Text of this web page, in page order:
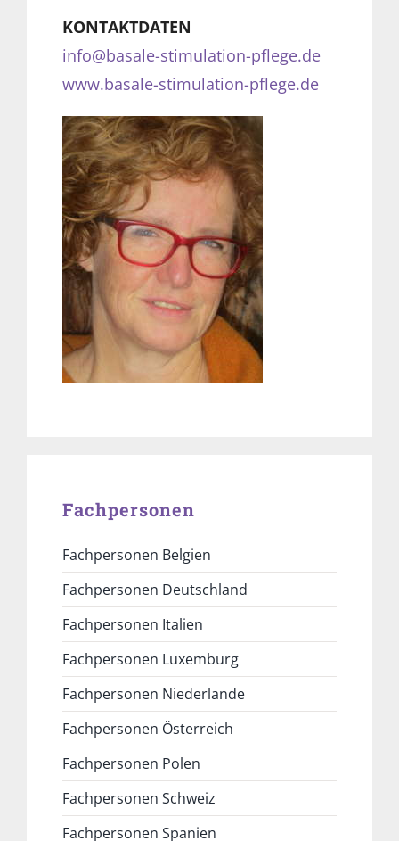
KONTAKTDATEN
info@basale-stimulation-pflege.de
www.basale-stimulation-pflege.de
Fachpersonen
Fachpersonen Belgien
Fachpersonen Deutschland
Fachpersonen Italien
Fachpersonen Luxemburg
Fachpersonen Niederlande
Fachpersonen Österreich
Fachpersonen Polen
Fachpersonen Schweiz
Fachpersonen Spanien